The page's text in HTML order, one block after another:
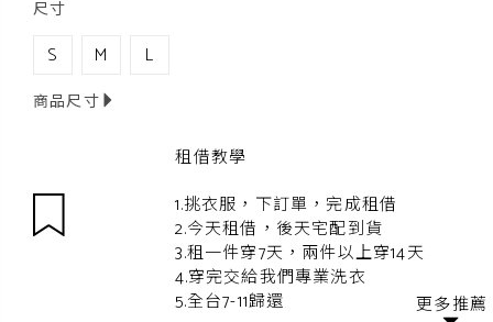
尺寸
S M L
商品尺寸
租借教學
1.挑衣服，下訂單，完成租借
2.今天租借，後天宅配到貨
3.租一件穿7天，兩件以上穿14天
4.穿完交給我們專業洗衣
5.全台7-11歸還
更多推薦